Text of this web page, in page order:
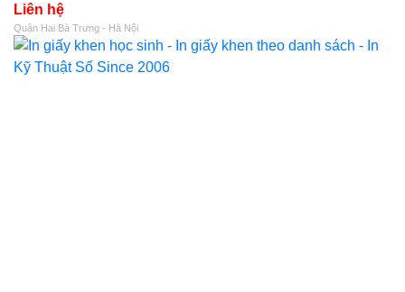
Liên hệ
Quận Hai Bà Trưng - Hà Nội